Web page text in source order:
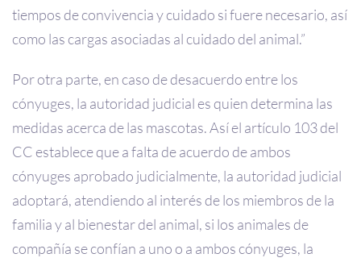
tiempos de convivencia y cuidado si fuere necesario, así
como las cargas asociadas al cuidado del animal.”
Por otra parte, en caso de desacuerdo entre los
cónyuges, la autoridad judicial es quien determina las
medidas acerca de las mascotas. Así el artículo 103 del
CC establece que a falta de acuerdo de ambos
cónyuges aprobado judicialmente, la autoridad judicial
adoptará, atendiendo al interés de los miembros de la
familia y al bienestar del animal, si los animales de
compañía se confían a uno o a ambos cónyuges, la